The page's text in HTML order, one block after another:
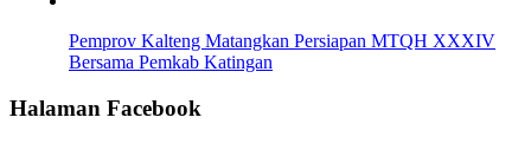
Pemprov Kalteng Matangkan Persiapan MTQH XXXIV
Bersama Pemkab Katingan
Halaman Facebook